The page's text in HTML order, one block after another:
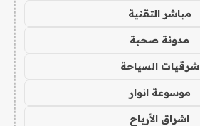
مباشر التقنية
مدونة صحبة
شرقيات السياحة
موسوعة انوار
اشراق الأرباح